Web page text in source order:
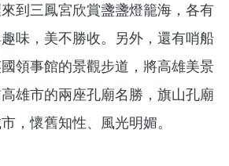
到三鳳宮欣賞盞盞燈籠海，各有
味，美不勝收。另外，還有哨船
領事館的景觀步道，將高雄美景
雄市的兩座孔廟名勝，旗山孔廟
，懷舊知性、風光明媚。